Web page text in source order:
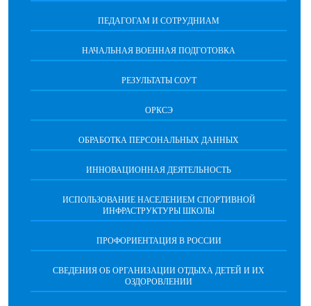
ПЕДАГОГАМ И СОТРУДНИАМ
НАЧАЛЬНАЯ ВОЕННАЯ ПОДГОТОВКА
РЕЗУЛЬТАТЫ СОУТ
ОРКСЭ
ОБРАБОТКА ПЕРСОНАЛЬНЫХ ДАННЫХ
ИННОВАЦИОННАЯ ДЕЯТЕЛЬНОСТЬ
ИСПОЛЬЗОВАНИЕ НАСЕЛЕНИЕМ СПОРТИВНОЙ
ИНФРАСТРУКТУРЫ ШКОЛЫ
ПРОФОРИЕНТАЦИЯ В РОССИИ
СВЕДЕНИЯ ОБ ОРГАНИЗАЦИИ ОТДЫХА ДЕТЕЙ И ИХ
ОЗДОРОВЛЕНИИ